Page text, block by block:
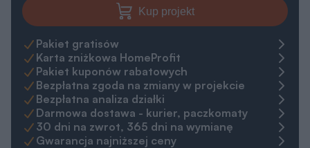
Kup projekt
Pakiet gratisów
Karta zniżkowa HomeProfit
Pakiet kuponów rabatowych
Bezpłatna zgoda na zmiany w projekcie
Bezpłatna analiza działki
Darmowa dostawa - kurier, paczkomaty
30 dni na zwrot, 365 dni na wymianę
Gwarancja najniższej ceny